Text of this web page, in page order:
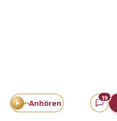
Anhören
19